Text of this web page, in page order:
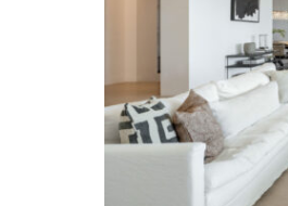
principalmente de
bosques maduros y
también disfrutan de
exquisita cocina
Las comodidades
aislado y tranquilo del
supermercado
familias apreciarán